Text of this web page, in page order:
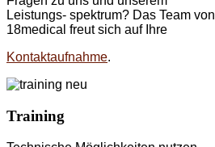
Leistungs- spektrum? Das Team von
18medical freut sich auf Ihre
Kontaktaufnahme.
Training